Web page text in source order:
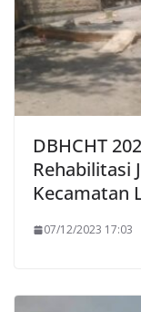
DBHCHT
Rehabilitasi
Kecamatan
07/12/2023 17:03